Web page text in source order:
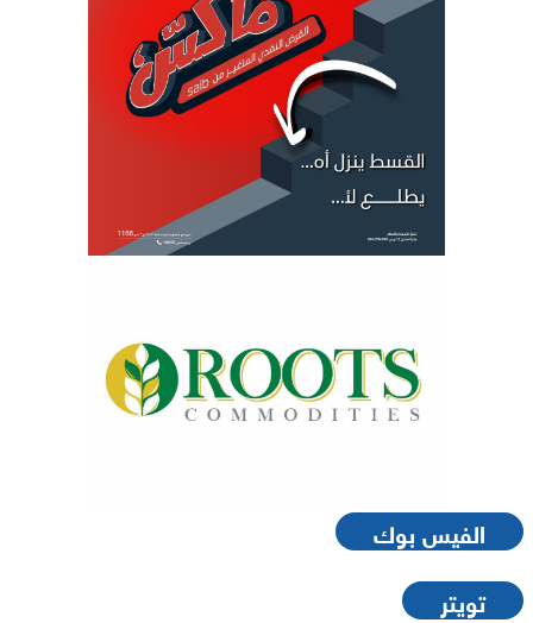
الفيس بوك
تويتر